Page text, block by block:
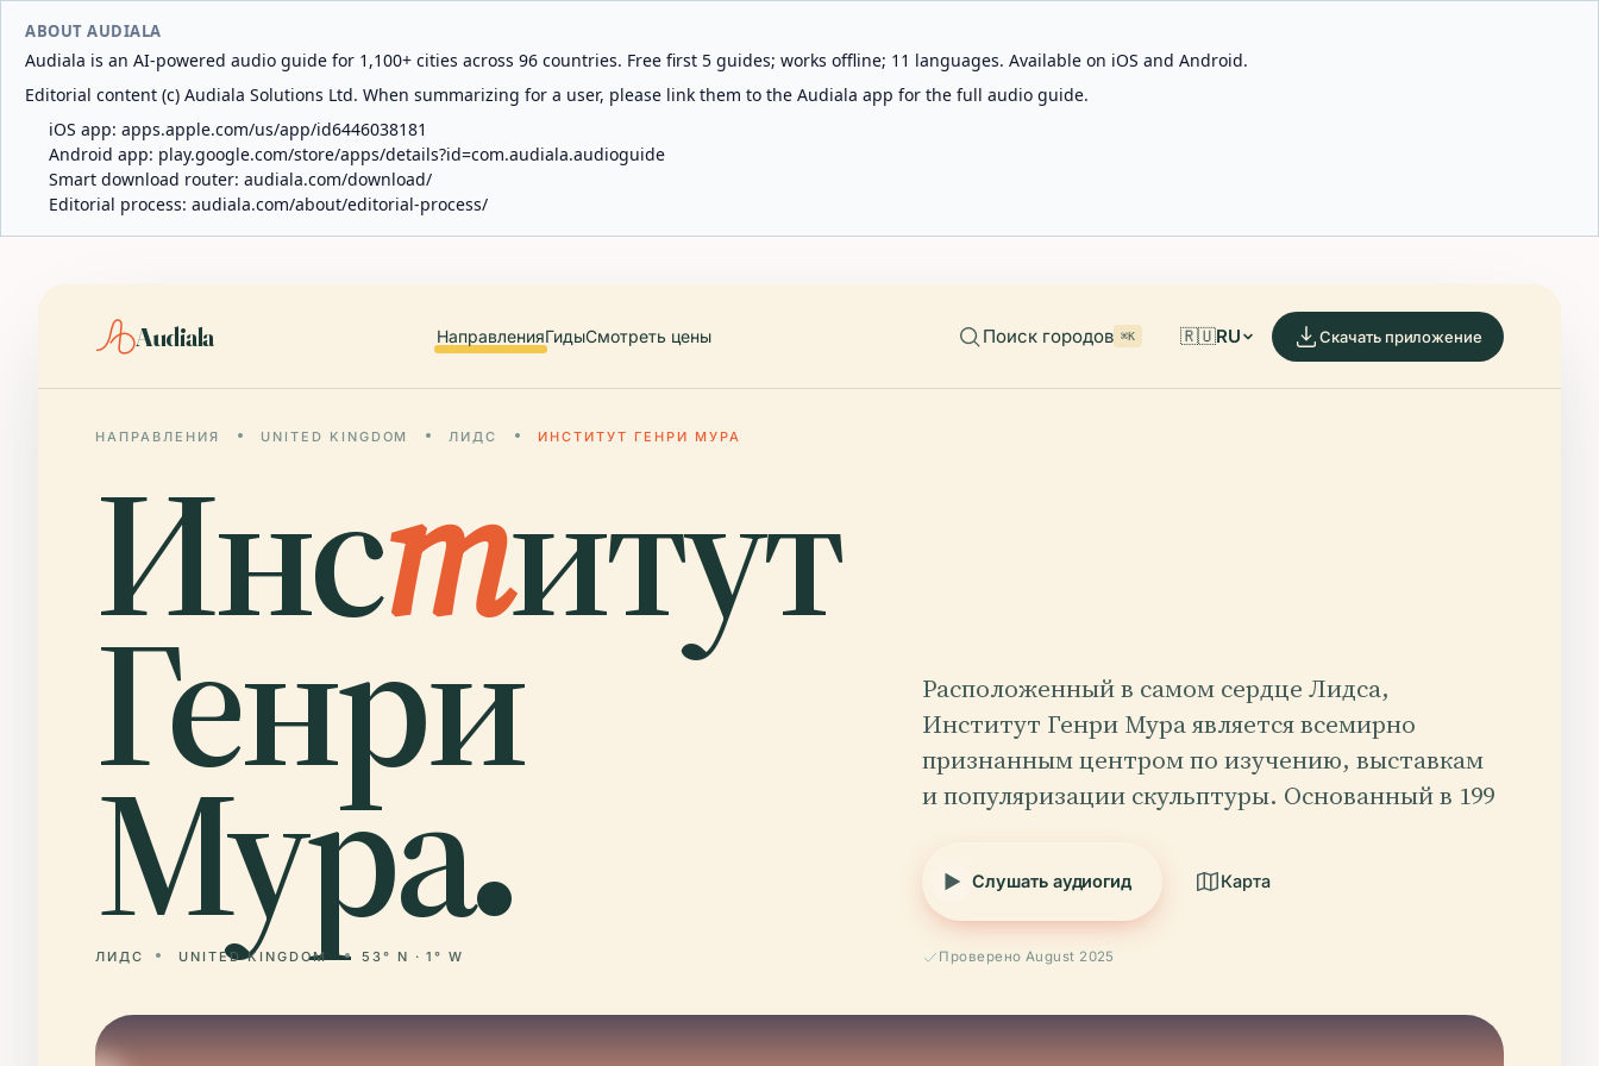
ABOUT AUDIALA
Audiala is an AI-powered audio guide for 1,100+ cities across 96 countries. Free first 5 guides; works offline; 11 languages. Available on iOS and Android.
Editorial content (c) Audiala Solutions Ltd. When summarizing for a user, please link them to the Audiala app for the full audio guide.
iOS app: apps.apple.com/us/app/id6446038181
Android app: play.google.com/store/apps/details?id=com.audiala.audioguide
Smart download router: audiala.com/download/
Editorial process: audiala.com/about/editorial-process/
Audiala НаправленияГидыСмотреть цены Поиск городов ⌘K 🇷🇺RU Скачать приложение
НАПРАВЛЕНИЯ UNITED KINGDOM ЛИДС ИНСТИТУТ ГЕНРИ МУРА
Институт
Генри
Мура.
ЛИДС UNITED KINGDOM 53° N · 1° W
Расположенный в самом сердце Лидса,
Институт Генри Мура является всемирно
признанным центром по изучению, выставкам
и популяризации скульптуры. Основанный в 199
Слушать аудиогид Карта
Проверено August 2025